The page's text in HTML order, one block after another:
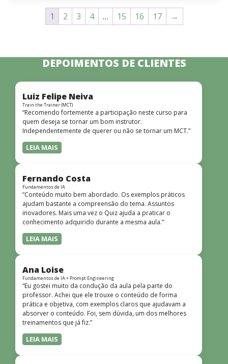
1 2 3 4 … 15 16 17 →
DEPOIMENTOS DE CLIENTES
Luiz Felipe Neiva
Train the Trainer (MCT)
“Recomendo fortemente a participação neste curso para
quem deseja se tornar um bom instrutor.
Independentemente de querer ou não se tornar um MCT.”
LEIA MAIS
Fernando Costa
Fundamentos de IA
“Conteúdo muito bem abordado. Os exemplos práticos
ajudam bastante a compreensão do tema. Assuntos
inovadores. Mais uma vez o Quiz ajuda a praticar o
conhecimento adquirido durante a mesma aula.”
LEIA MAIS
Ana Loise
Fundamentos de IA + Prompt Engineering
“Eu gostei muito da condução da aula pela parte do
professor. Achei que ele trouxe o conteúdo de forma
prática e objetiva, com exemplos claros que ajudavam a
absorver o conteúdo. Foi, sem dúvida, um dos melhores
treinamentos que já fiz.”
LEIA MAIS